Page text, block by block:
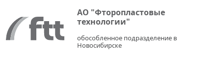
АО "Фторопластовые
технологии"
обособленное подразделение в
Новосибирске